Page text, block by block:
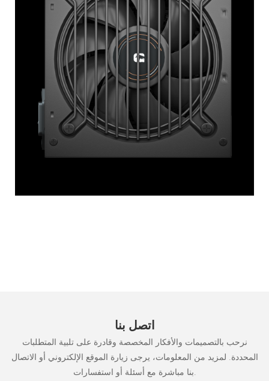
اتصل بنا
نرحب بالتصميمات والأفكار المخصصة وقادرة على تلبية المتطلبات
المحددة. لمزيد من المعلومات، يرجى زيارة الموقع الإلكتروني أو الاتصال